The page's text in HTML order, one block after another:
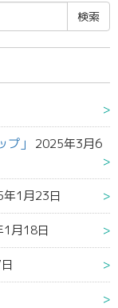
」
2025年3月6
1月23日
月18日